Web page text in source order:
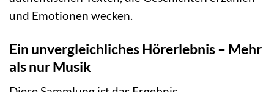
und Emotionen wecken.
Ein unvergleichliches Hörerlebnis – Mehr
als nur Musik